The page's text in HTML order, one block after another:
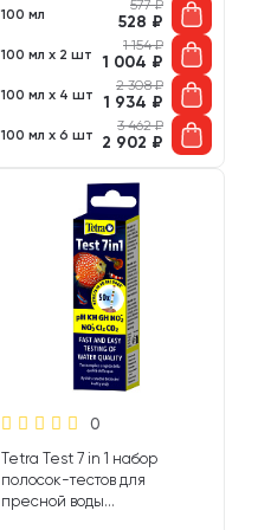
100 мл
577₽
528 ₽
100 мл х 2 шт
1 154₽
1 004 ₽
100 мл х 4 шт
2 308₽
1 934 ₽
100 мл х 6 шт
3 462₽
2 902 ₽
0
Tetra Test 7 in 1 набор
полосок-тестов для
пресной воды